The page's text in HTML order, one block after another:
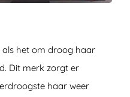
als het om droog haar
Dit merk zorgt er
haar weer